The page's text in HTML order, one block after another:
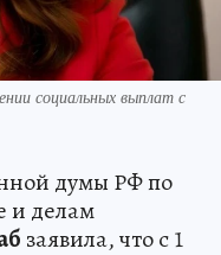
социальных выплат с
думы РФ по
и делам
заявила, что с 1